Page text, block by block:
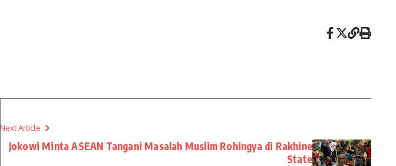
Next Article
Jokowi Minta ASEAN Tangani Masalah Muslim Rohingya di Rakhine
State